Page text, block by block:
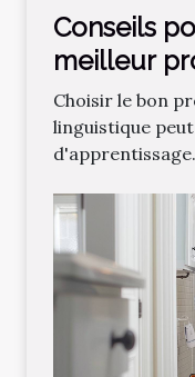
Conseils
meilleur
linguistique
Choisir le bon
linguistique